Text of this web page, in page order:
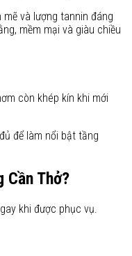
và lượng tannin đáng
mềm mại và giàu chiều
còn khép kín khi mới
để làm nổi bật tầng
Cần Thở?
khi được phục vụ.